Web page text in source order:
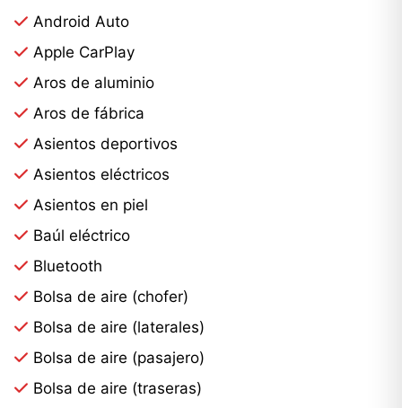
cámaras de visión 360 grados de altísima nitidez
para un control perimetral total.Encontrar tu
Domingo nunca fue tan emocionante. Acércate a
nuestras instalaciones y experimenta el futuro de la
movilidad hoy mismo.?? Disponible en Cleaner
Studio Luxury Cars?? Tel / WhatsApp: +1 809-683-
coordinacionbdc@cleanerstudio.do?? Ubicación:
Av. 27 de Febrero #317–319, Evaristo Morales,
Santo Domingo D.N.
Android Auto
Apple CarPlay
Aros de aluminio
Aros de fábrica
Asientos deportivos
Asientos eléctricos
Asientos en piel
Baúl eléctrico
Bluetooth
Bolsa de aire (chofer)
Bolsa de aire (laterales)
Bolsa de aire (pasajero)
Bolsa de aire (traseras)